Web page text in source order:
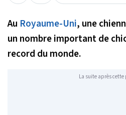
Au Royaume-Uni, une
un nombre important de
record du monde.
La suite après